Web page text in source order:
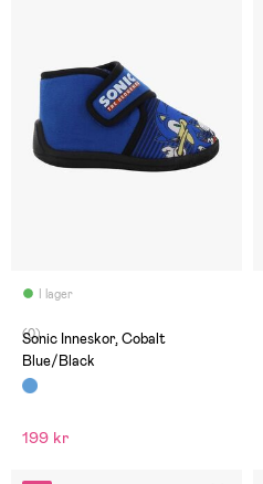
I lager
(0)
Sonic Inneskor, Cobalt
Blue/Black
199 kr